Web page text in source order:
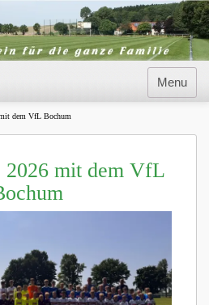
Menu
dem VfL Bochum
2026 mit dem VfL